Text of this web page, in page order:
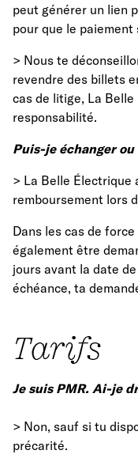
peut générer un lien
pour que le
> Nous te
revendre des billets
cas de litige, La
responsabilité.
Puis-je échanger
> La Belle Électrique
remboursement lors
Dans les cas de
également être
jours avant la date
échéance, ta
Tarifs
Je suis PMR. Ai-je
> Non, sauf si tu
précarité.